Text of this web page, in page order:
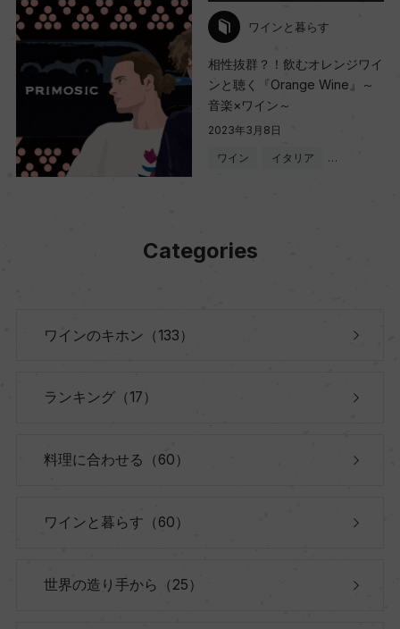
ワインと暮らす
相性抜群？！飲むオレンジワイ
ンと聴く『Orange Wine』～
音楽×ワイン～
2023年3月8日
ワイン イタリア …
Categories
ワインのキホン（133）
ランキング（17）
料理に合わせる（60）
ワインと暮らす（60）
世界の造り手から（25）